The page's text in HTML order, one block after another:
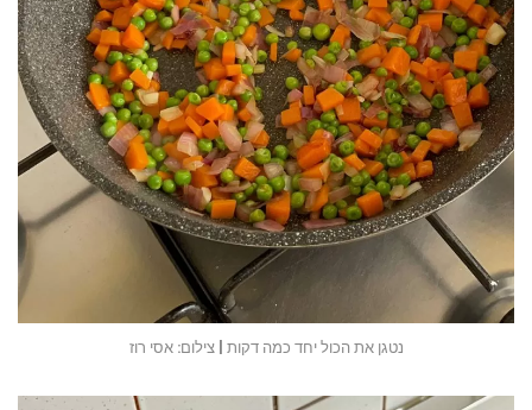
נטגן את הכול יחד כמה דקות | צילום: אסי רוז